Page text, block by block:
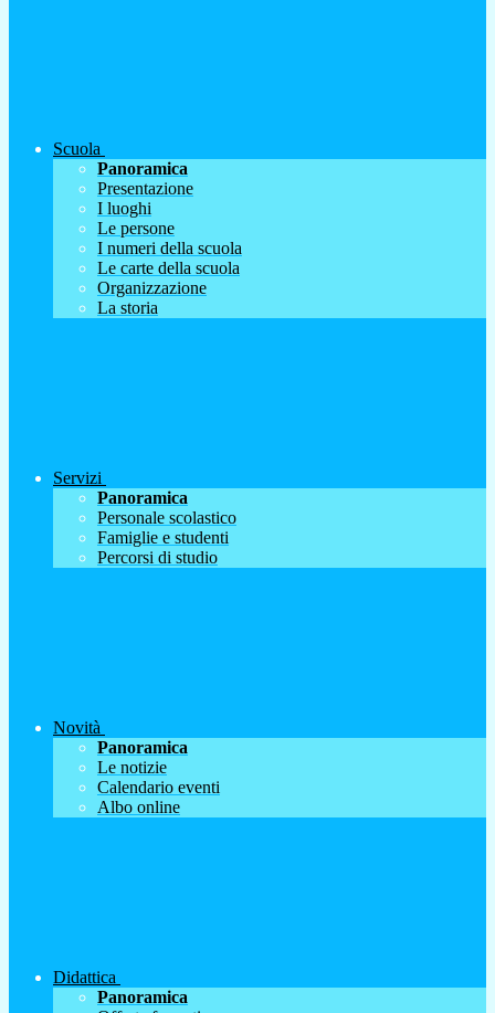
Scuola
Panoramica
Presentazione
I luoghi
Le persone
I numeri della scuola
Le carte della scuola
Organizzazione
La storia
Servizi
Panoramica
Personale scolastico
Famiglie e studenti
Percorsi di studio
Novità
Panoramica
Le notizie
Calendario eventi
Albo online
Didattica
Panoramica